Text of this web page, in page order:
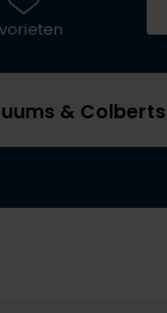
& Colberts